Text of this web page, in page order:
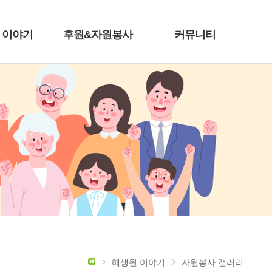
야기 후원&자원봉사 커뮤니티
혜생원 이야기 자원봉사 갤러리